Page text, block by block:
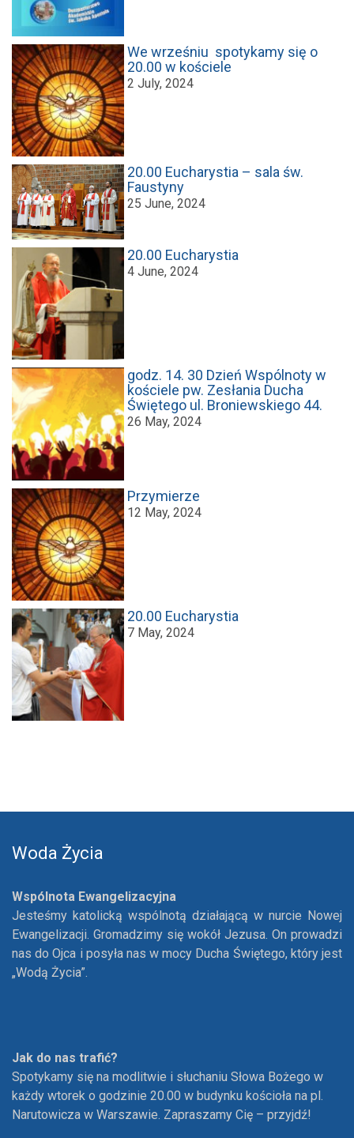
We wrześniu spotykamy się o
20.00 w kościele
2 July, 2024
20.00 Eucharystia – sala św.
Faustyny
25 June, 2024
20.00 Eucharystia
4 June, 2024
godz. 14. 30 Dzień Wspólnoty w
kościele pw. Zesłania Ducha
Świętego ul. Broniewskiego 44.
26 May, 2024
Przymierze
12 May, 2024
20.00 Eucharystia
7 May, 2024
Woda Życia
Wspólnota Ewangelizacyjna
Jesteśmy katolicką wspólnotą działającą w nurcie Nowej
Ewangelizacji. Gromadzimy się wokół Jezusa. On prowadzi
nas do Ojca i posyła nas w mocy Ducha Świętego, który jest
„Wodą Życia”.
Jak do nas trafić?
Spotykamy się na modlitwie i słuchaniu Słowa Bożego w
każdy wtorek o godzinie 20.00 w budynku kościoła na pl.
Narutowicza w Warszawie. Zapraszamy Cię – przyjdź!